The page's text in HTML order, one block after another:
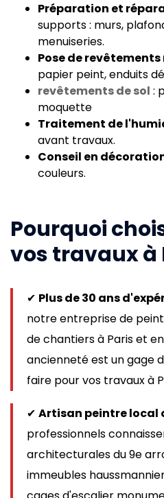
Préparation et
supports : murs,
menuiseries.
Pose de
papier peint, enduits
revêtements de sol :
moquette
Traitement de
avant travaux.
Conseil en
couleurs.
Pourquoi
vos travaux à
✔ Plus de 30 ans
notre entreprise de
de chantiers à Paris et
ancienneté est un gage
faire pour vos travaux à
✔ Artisan peintre local
professionnels
architecturales du 9e
immeubles